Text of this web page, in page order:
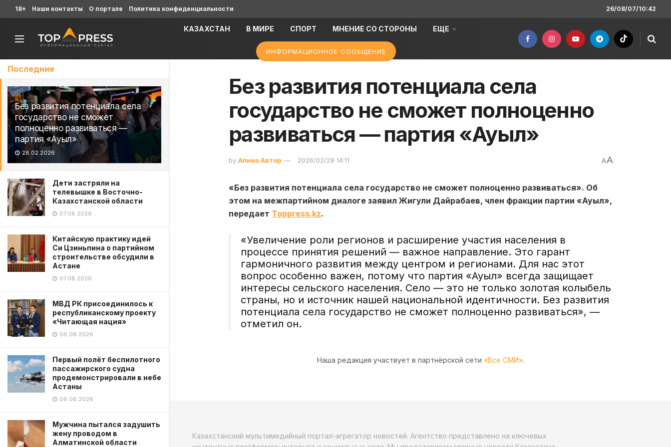
Последние
Без развития потенциала села
государство не сможет
полноценно развиваться —
партия «Ауыл»
28.02.2026
Дети застряли на
телевышке в Восточно-
Казахстанской области
07.08.2026
Китайскую практику идей
Си Цзиньпина о партийном
строительстве обсудили в
Астане
07.08.2026
МВД РК присоединилось к
республиканскому проекту
«Читающая нация»
06.08.2026
Первый полёт беспилотного
пассажирского судна
продемонстрировали в небе
Астаны
06.08.2026
Мужчина пытался задушить
жену проводом в
Алматинской области
18+ Наши контакты О портале Политика конфиденциальности 26/08/07/10:42
КАЗАХСТАН В МИРЕ СПОРТ МНЕНИЕ СО СТОРОНЫ ЕЩЕ
ИНФОРМАЦИОННОЕ СООБЩЕНИЕ
Без развития потенциала села
государство не сможет полноценно
развиваться — партия «Ауыл»
by Алина Автор 2026/02/28 14:11 AA
«Без развития потенциала села государство не сможет полноценно развиваться». Об
этом на межпартийном диалоге заявил Жигули Дайрабаев, член фракции партии «Ауыл»,
передает Toppress.kz.
«Увеличение роли регионов и расширение участия населения в
процессе принятия решений — важное направление. Это гарант
гармоничного развития между центром и регионами. Для нас этот
вопрос особенно важен, потому что партия «Ауыл» всегда защищает
интересы сельского населения. Село — это не только золотая колыбель
страны, но и источник нашей национальной идентичности. Без развития
потенциала села государство не сможет полноценно развиваться», —
отметил он.
Наша редакция участвует в партнёрской сети «Все СМИ».
Казахстанский мультимедийный портал-агрегатор новостей. Агентство представлено на ключевых